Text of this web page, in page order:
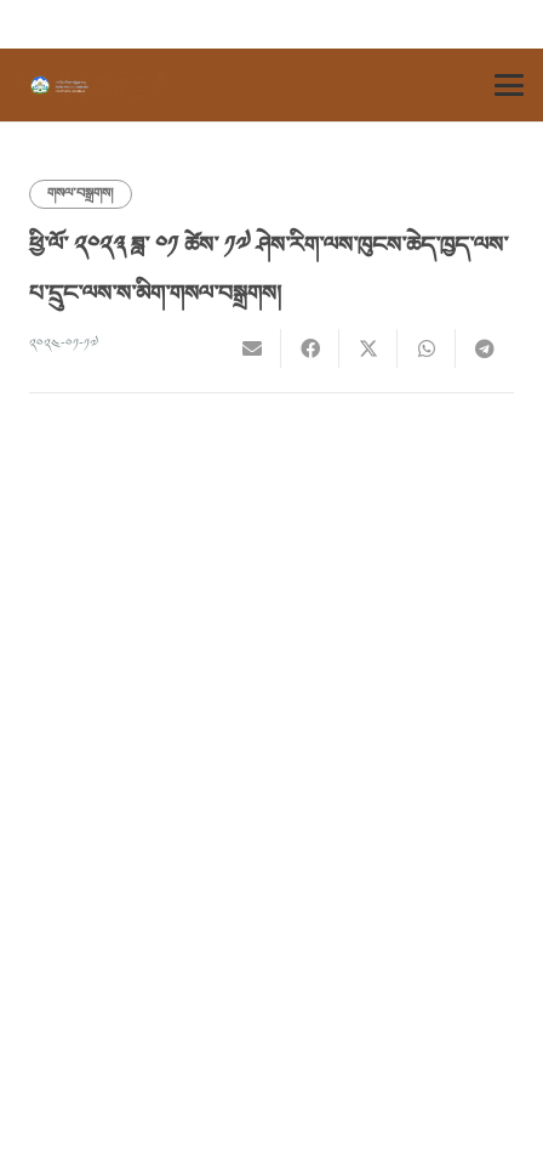
གསལ་བསྒྲགས།
ཕྱི་ལོ་ ༢༠༢༣ ཟླ་ ༠༡ ཚེས་ ༡༧ ཤེས་རིག་ལས་ཁུངས་ཆེད་ཁྱད་ལས་
པ་དྲུང་ལས་ས་མིག་གསལ་བསྒྲགས།
༢༠༢༤-༠༡-༡༧